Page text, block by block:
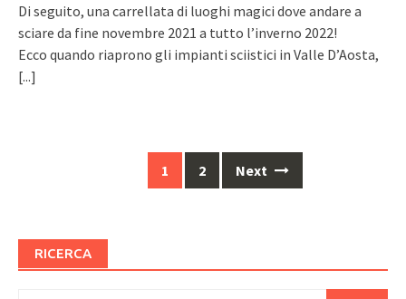
Di seguito, una carrellata di luoghi magici dove andare a
sciare da fine novembre 2021 a tutto l’inverno 2022!
Ecco quando riaprono gli impianti sciistici in Valle D’Aosta,
[...]
1 2 Next
RICERCA